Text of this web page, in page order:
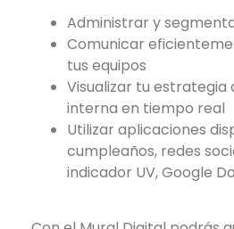
Administrar y
Comunicar
tus equipos
Visualizar tu estrategia
interna en tiempo real
Utilizar aplicaciones
cumpleaños, redes
indicador UV, Google